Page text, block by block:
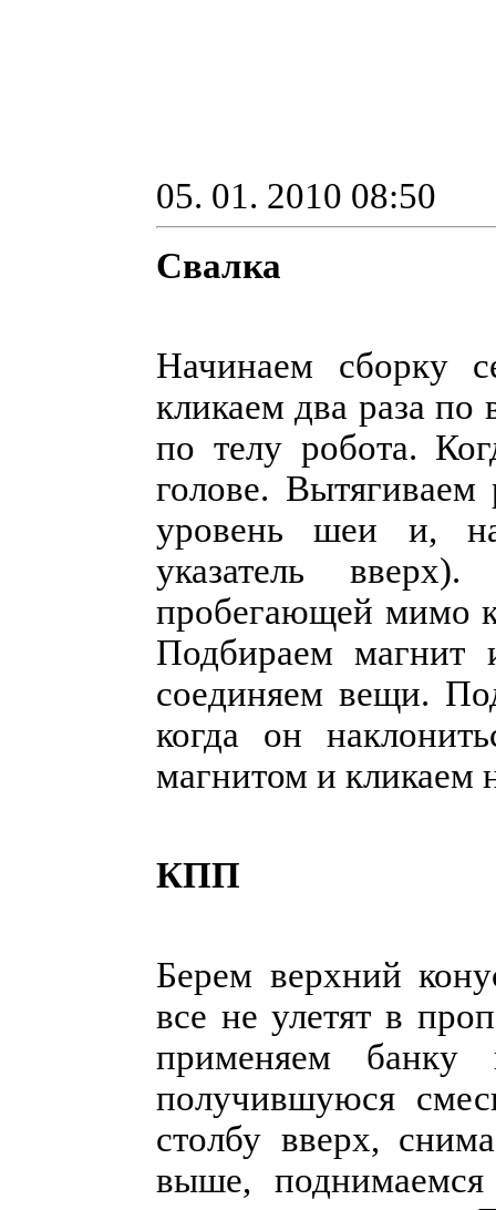
05. 01. 2010 08:50
Свалка
Начинаем сборку
кликаем два раза
по телу робота.
голове. Вытягиваем
уровень шеи и,
указатель
пробегающей мимо
Подбираем магнит
соединяем вещи.
когда он
магнитом и кликаем
КПП
Берем верхний
все не улетят в
применяем
получившуюся
столбу вверх,
выше,